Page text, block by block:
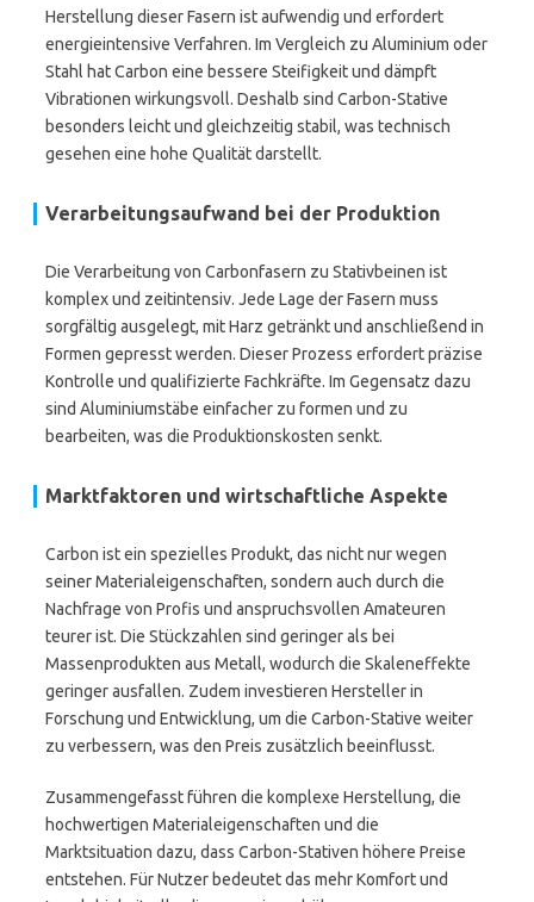
Herstellung dieser Fasern ist aufwendig und erfordert
energieintensive Verfahren. Im Vergleich zu Aluminium oder
Stahl hat Carbon eine bessere Steifigkeit und dämpft
Vibrationen wirkungsvoll. Deshalb sind Carbon-Stative
besonders leicht und gleichzeitig stabil, was technisch
gesehen eine hohe Qualität darstellt.
Verarbeitungsaufwand bei der Produktion
Die Verarbeitung von Carbonfasern zu Stativbeinen ist
komplex und zeitintensiv. Jede Lage der Fasern muss
sorgfältig ausgelegt, mit Harz getränkt und anschließend in
Formen gepresst werden. Dieser Prozess erfordert präzise
Kontrolle und qualifizierte Fachkräfte. Im Gegensatz dazu
sind Aluminiumstäbe einfacher zu formen und zu
bearbeiten, was die Produktionskosten senkt.
Marktfaktoren und wirtschaftliche Aspekte
Carbon ist ein spezielles Produkt, das nicht nur wegen
seiner Materialeigenschaften, sondern auch durch die
Nachfrage von Profis und anspruchsvollen Amateuren
teurer ist. Die Stückzahlen sind geringer als bei
Massenprodukten aus Metall, wodurch die Skaleneffekte
geringer ausfallen. Zudem investieren Hersteller in
Forschung und Entwicklung, um die Carbon-Stative weiter
zu verbessern, was den Preis zusätzlich beeinflusst.
Zusammengefasst führen die komplexe Herstellung, die
hochwertigen Materialeigenschaften und die
Marktsituation dazu, dass Carbon-Stativen höhere Preise
entstehen. Für Nutzer bedeutet das mehr Komfort und